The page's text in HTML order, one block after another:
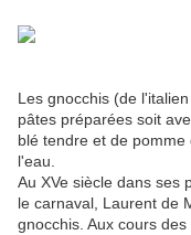
Les gnocchis (de
pâtes préparées soit
blé tendre et de
l'eau.
Au XVe siècle dans ses
le carnaval, Laurent de
gnocchis. Aux cours